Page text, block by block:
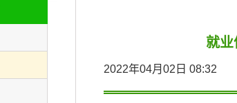
就
2022年04月02日